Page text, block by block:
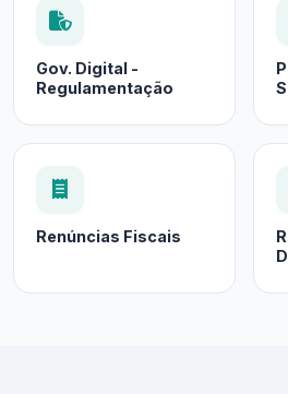
Gov. Digital -
Regulamentação
Renúncias Fiscais